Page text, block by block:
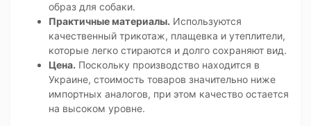
образ для собаки.
Практичные материалы. Используются
качественный трикотаж, плащевка и утеплители,
которые легко стираются и долго сохраняют вид.
Цена. Поскольку производство находится в
Украине, стоимость товаров значительно ниже
импортных аналогов, при этом качество остается
на высоком уровне.